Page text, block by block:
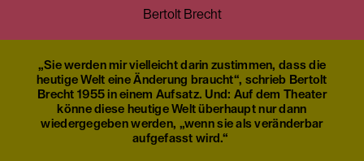
Bertolt Brecht
„Sie werden mir vielleicht darin zustimmen, dass die
heutige Welt eine Änderung braucht“, schrieb Bertolt
Brecht 1955 in einem Aufsatz. Und: Auf dem Theater
könne diese heutige Welt überhaupt nur dann
wiedergegeben werden, „wenn sie als veränderbar
aufgefasst wird.“